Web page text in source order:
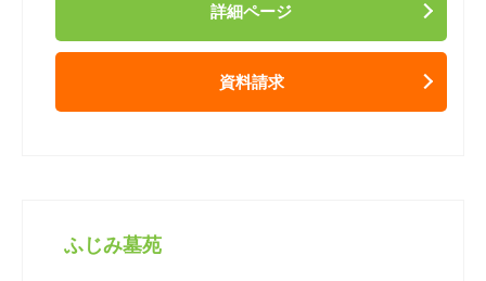
詳細ページ
資料請求
ふじみ墓苑